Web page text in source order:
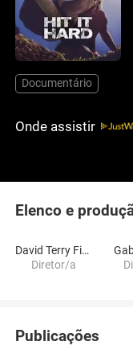
Documentário
Onde assistir
Elenco e
David Terry Fine
Diretor/a
Publicações